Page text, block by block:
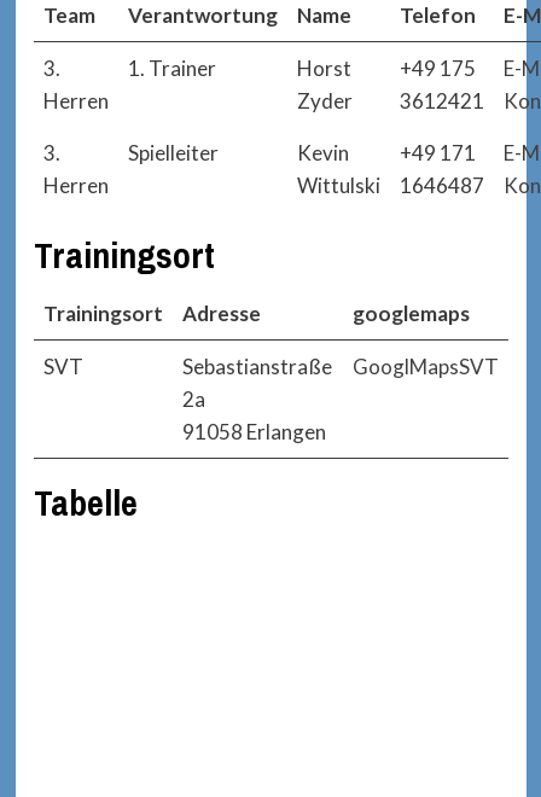
Team Verantwortung Name Telefon E-
3.
Herren
1. Trainer
Horst
Zyder
+49 175
3612421
E-
3.
Herren
Spielleiter
Kevin
Wittulski
+49 171
1646487
E-
Trainingsort
Trainingsort Adresse googlemaps
SVT
Sebastianstraße
2a
91058 Erlangen
GooglMapsSVT
Tabelle